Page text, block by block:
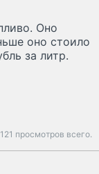
Оно
оно стоило
за литр.
121 просмотров всего.